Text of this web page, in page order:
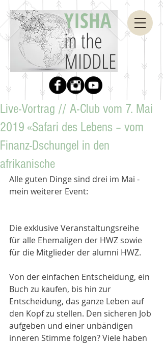
YISHA
in the
MIDDLE
Live-Vortrag // A-Club vom 7. Mai
2019 «Safari des Lebens – vom
Finanz-Dschungel in den
afrikanische
Alle guten Dinge sind drei im Mai -
mein weiterer Event:
Die exklusive Veranstaltungsreihe
für alle Ehemaligen der HWZ sowie
für die Mitglieder der alumni HWZ.
Von der einfachen Entscheidung, ein
Buch zu kaufen, bis hin zur
Entscheidung, das ganze Leben auf
den Kopf zu stellen. Den sicheren Job
aufgeben und einer unbändigen
inneren Stimme folgen? Viele haben